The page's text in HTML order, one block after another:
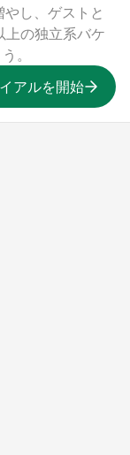
し、ゲストと
の独立系バケ
。
アルを開始